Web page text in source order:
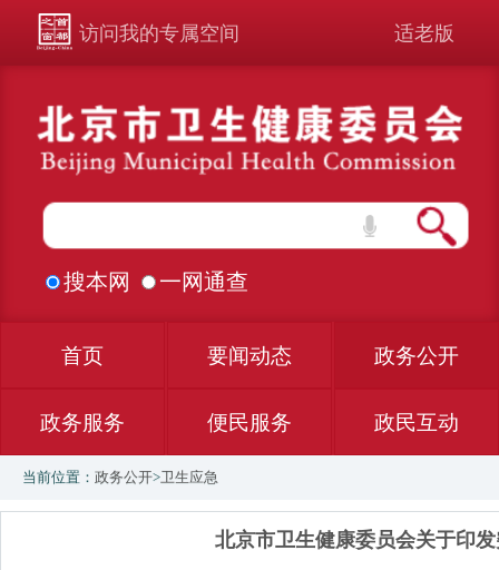
访问我的专属空间 适老版
搜本网 一网通查
首页 要闻动态 政务公开
政务服务 便民服务 政民互动
当前位置： 政务公开>卫生应急
北京市卫生健康委员会关于印